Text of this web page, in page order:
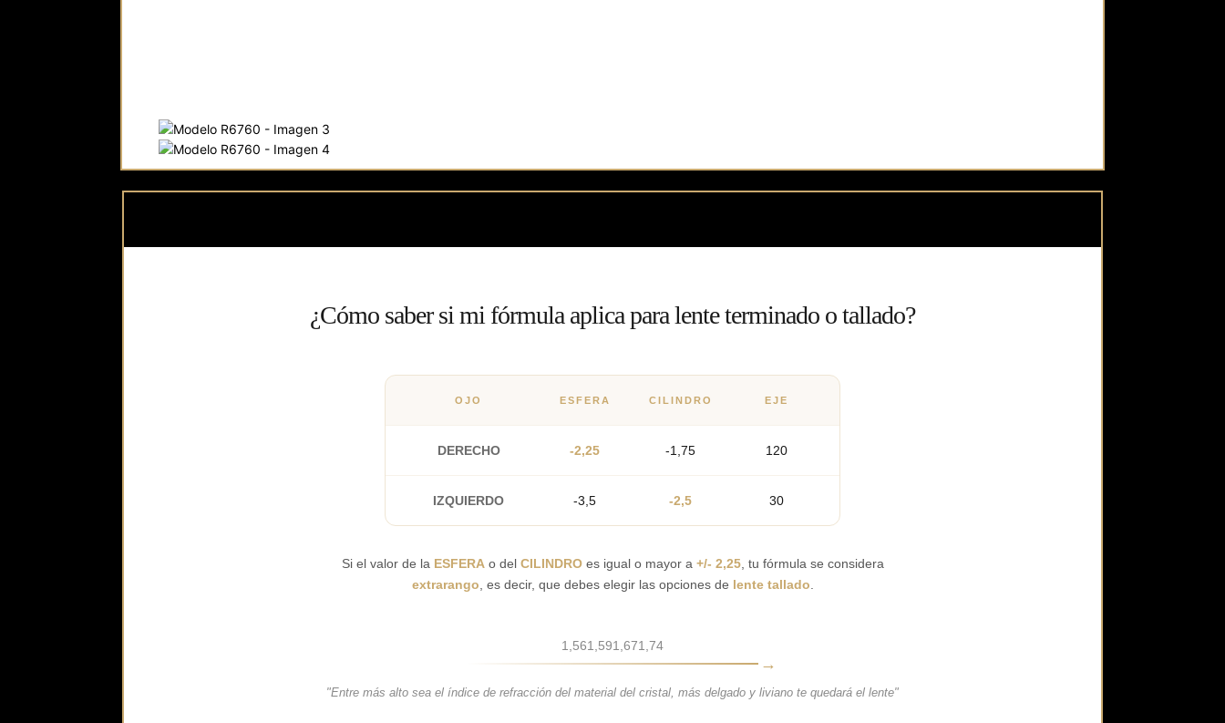
¿Cómo saber si mi fórmula aplica para lente terminado o tallado?
OJO ESFERA CILINDRO EJE
DERECHO -2,25 -1,75 120
IZQUIERDO -3,5 -2,5 30
Si el valor de la ESFERAo del CILINDROes igual o mayor a +/- 2,25, tu fórmula se considera
extrarango , es decir, que debes elegir las opciones de lente tallado
1,561,591,671,74
"Entre más alto sea el índice de refracción del material del cristal, más delgado y liviano te quedará el lente"